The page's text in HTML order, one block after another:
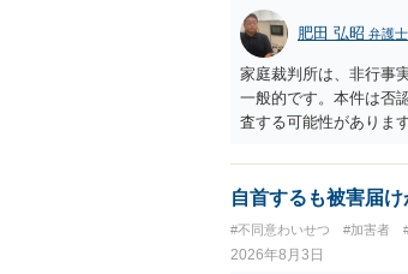
することが困難な状態
肥田 弘昭 弁護士
家庭裁判所は、非行事
一般的です。本件は否
査する可能性がありま
自首するも被害届
#不同意わいせつ #加害者
2026年8月3日